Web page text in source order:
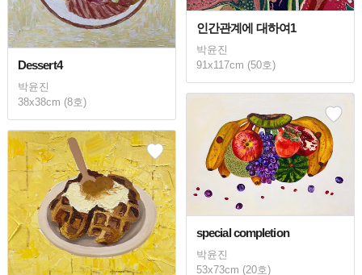
Dessert4
박윤진
38x38cm (8호)
인간관계에 대하여1
박윤진
91x117cm (50호)
special completion
박윤진
53x73cm (20호)